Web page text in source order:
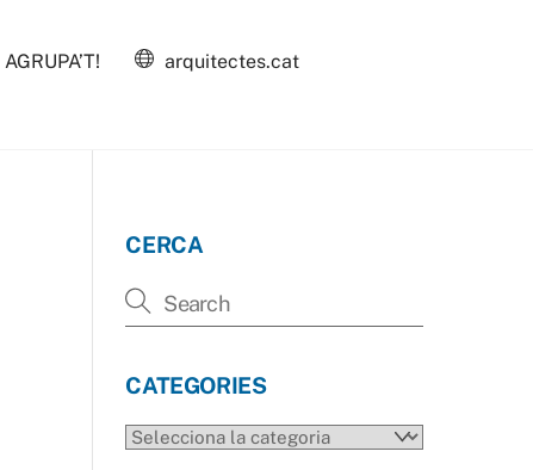
AGRUPA’T! arquitectes.cat
CERCA
CATEGORIES
CATEGORIES